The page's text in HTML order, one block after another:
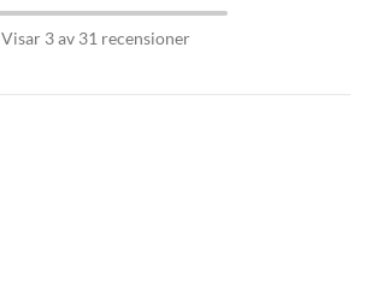
Visar 3 av 31 recensioner